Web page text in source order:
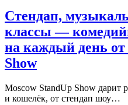
Стендап,
классы —
на каждый день от
Show
Moscow StandUp Show дарит
и кошелёк, от стендап шоу…